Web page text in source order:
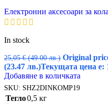
Електронни аксесоари за кола
In stock
25,05€ (49.00 лв.) Original
(23.47 лв.)Текущата цена е:
Добавяне в количката
SKU: SHZ2DINKOMP19
Тегло0,5 кг